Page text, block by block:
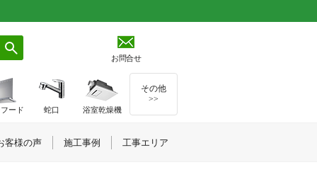
お問合せ
ード 蛇口 浴室乾燥機
その他
>>
客様の声 施工事例 工事エリア